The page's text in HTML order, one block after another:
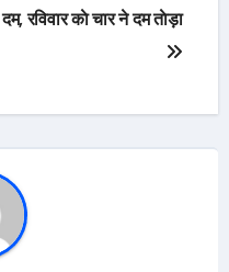
दम, रविवार काे चार ने दम ताेड़ा